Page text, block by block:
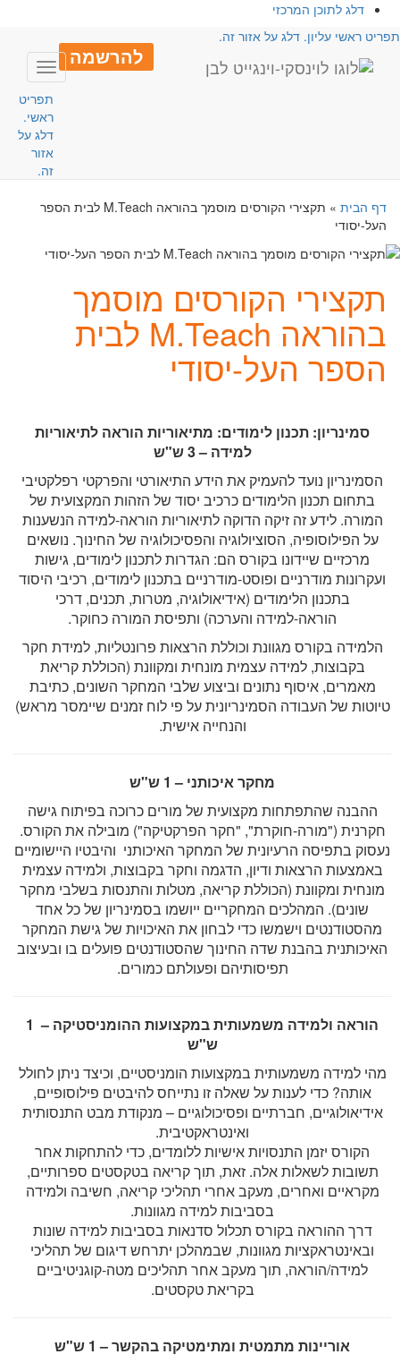
דלג לתוכן המרכזי
ראשי עליון. דלג על אזור זה.
להרשמה
Toggle
תפריט
ראשי.
דלג על
אזור
זה.
דף הבית»
תקצירי הקורסים מוסמך בהוראה M.Teach לבית הספר
העל-יסודי
תקצירי הקורסים מוסמך
בהוראה M.Teach לבית
הספר העל-יסודי
סמינריון: תכנון לימודים: מתיאוריות הוראה לתיאוריות
למידה – 3 ש"ש
הסמינריון נועד להעמיק את הידע התיאורטי והפרקטי רפלקטיבי
בתחום תכנון הלימודים כרכיב יסוד של הזהות המקצועית של
המורה. לידע זה זיקה הדוקה לתיאוריות הוראה-למידה הנשענות
על הפילוסופיה, הסוציולוגיה והפסיכולוגיה של החינוך. נושאים
מרכזיים שיידונו בקורס הם: הגדרות לתכנון לימודים, גישות
ועקרונות מודרניים ופוסט-מודרניים בתכנון לימודים, רכיבי היסוד
בתכנון הלימודים (אידיאולוגיה, מטרות, תכנים, דרכי
הוראה-למידה והערכה) ותפיסת המורה כחוקר.
הלמידה בקורס מגוונת וכוללת הרצאות פרונטליות, למידת חקר
בקבוצות, למידה עצמית מונחית ומקוונת (הכוללת קריאת
מאמרים, איסוף נתונים וביצוע שלבי המחקר השונים, כתיבת
טיוטות של העבודה הסמינריונית על פי לוח זמנים שיימסר מראש)
והנחייה אישית.
מחקר איכותני – 1 ש"ש
ההבנה שהתפתחות מקצועית של מורים כרוכה בפיתוח גישה
חקרנית ("מורה-חוקרת", "חקר הפרקטיקה") מובילה את הקורס.
נעסוק בתפיסה הרעיונית של המחקר האיכותני והיבטיו היישומיים
באמצעות הרצאות ודיון, הדגמה וחקר בקבוצות, ולמידה עצמית
מונחית ומקוונת (הכוללת קריאה, מטלות והתנסות בשלבי מחקר
שונים). המהלכים המחקריים ייושמו בסמינריון של כל אחד
מהסטודנטים וישמשו כדי לבחון את האיכויות של גישת המחקר
האיכותנית בהבנת שדה החינוך שהסטודנטים פועלים בו ובעיצוב
תפיסותיהם ופעולתם כמורים.
הוראה ולמידה משמעותית במקצועות ההומניסטיקה – 1
ש"ש
מהי למידה משמעותית במקצועות הומניסטיים, וכיצד ניתן לחולל
אותה? כדי לענות על שאלה זו נתייחס להיבטים פילוסופיים,
אידיאולוגיים, חברתיים ופסיכולוגיים – מנקודת מבט התנסותית
ואינטראקטיבית.
הקורס יזמן התנסויות אישיות ללומדים, כדי להתחקות אחר
תשובות לשאלות אלה. זאת, תוך קריאה בטקסטים ספרותיים,
מקראיים ואחרים, מעקב אחרי תהליכי קריאה, חשיבה ולמידה
בסביבות למידה מגוונות.
דרך ההוראה בקורס תכלול סדנאות בסביבות למידה שונות
ובאינטראקציות מגוונות, שבמהלכן יתרחש דיגום של תהליכי
למידה/הוראה, תוך מעקב אחר תהליכים מטה-קוגניטיביים
בקריאת טקסטים.
אוריינות מתמטית ומתימטיקה בהקשר – 1 ש"ש